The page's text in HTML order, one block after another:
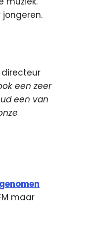
directeur
een zeer
een van
maar